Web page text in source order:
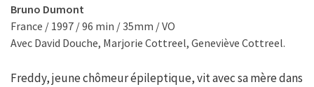
Bruno Dumont
France / 1997 / 96 min / 35mm / VO
Avec David Douche, Marjorie Cottreel, Geneviève Cottreel.
Freddy, jeune chômeur épileptique, vit avec sa mère dans